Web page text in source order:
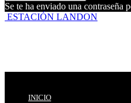
Se te ha enviado una contraseña
ESTACIÓN LANDON
INICIO